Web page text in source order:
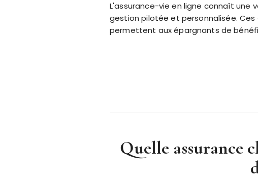
L'assurance-vie en ligne connaît
gestion pilotée et personnalisée.
permettent aux épargnants de
Quelle assurance